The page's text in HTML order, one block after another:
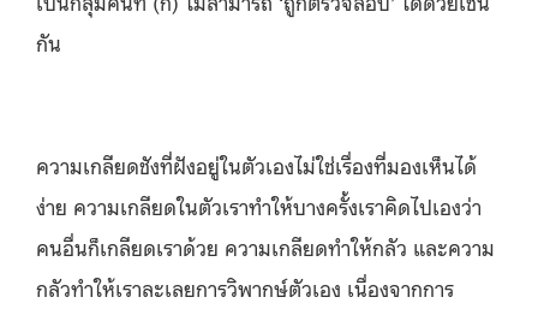
กัน
ความเกลียดชังที่ฝังอยู่ในตัวเองไม่ใช่เรื่องที่มองเห็นได้
ง่าย ความเกลียดในตัวเราทำให้บางครั้งเราคิดไปเองว่า
คนอื่นก็เกลียดเราด้วย ความเกลียดทำให้กลัว และความ
กลัวทำให้เราละเลยการวิพากษ์ตัวเอง เนื่องจากการ